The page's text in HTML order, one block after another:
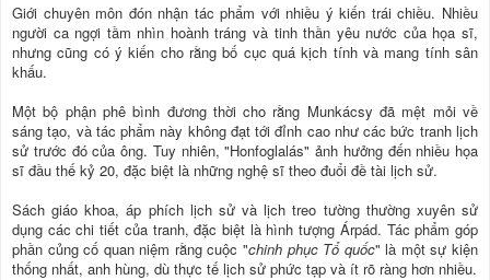
Giới chuyên môn đón nhận tác phẩm với nhiều ý kiến trái chiều. Nhiều
người ca ngợi tầm nhìn hoành tráng và tinh thần yêu nước của họa sĩ,
nhưng cũng có ý kiến cho rằng bố cục quá kịch tính và mang tính sân
khấu.
Một bộ phận phê bình đương thời cho rằng Munkácsy đã mệt mỏi về
sáng tạo, và tác phẩm này không đạt tới đỉnh cao như các bức tranh lịch
sử trước đó của ông. Tuy nhiên, "Honfoglalás" ảnh hưởng đến nhiều họa
sĩ đầu thế kỷ 20, đặc biệt là những nghệ sĩ theo đuổi đề tài lịch sử.
Sách giáo khoa, áp phích lịch sử và lịch treo tường thường xuyên sử
dụng các chi tiết của tranh, đặc biệt là hình tượng Árpád. Tác phẩm góp
phần củng cố quan niệm rằng cuộc "chinh phục Tổ quốc" là một sự kiện
thống nhất, anh hùng, dù thực tế lịch sử phức tạp và ít rõ ràng hơn nhiều.